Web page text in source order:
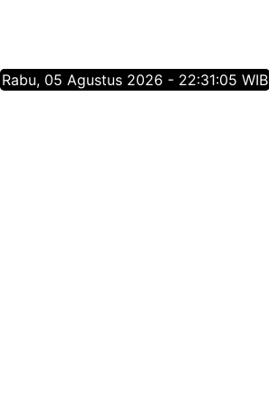
Rabu, 05 Agustus 2026 - 22:31:06 WIB